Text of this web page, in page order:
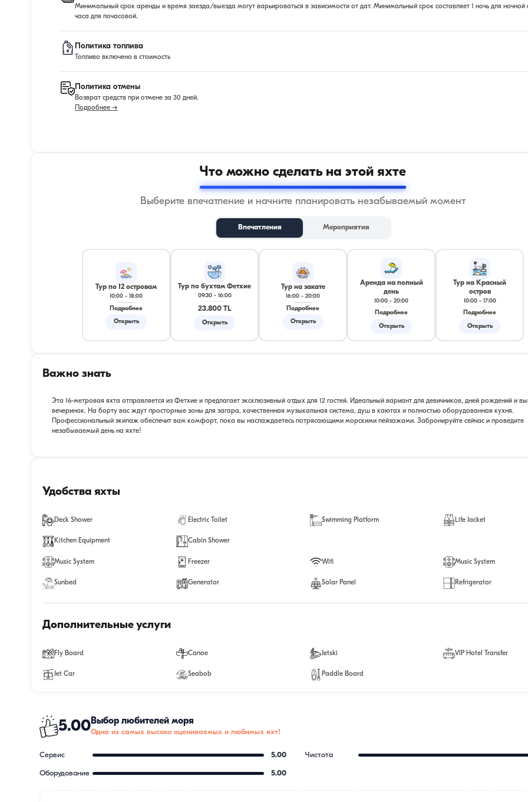
Минимальный срок аренды и время заезда/выезда могут варьироваться в зависимости от дат. Минимальный срок составляет 1 ночь для ночной
часа для почасовой.
Политика топлива
Топливо включено в стоимость
Политика отмены
Возврат средств при отмене за 30 дней.
Подробнее →
Что можно сделать на этой яхте
Выберите впечатление и начните планировать незабываемый момент
Впечатления Мероприятия
Тур по 12 островам
10:00 - 18:00
Подробнее
Открыть
Тур по бухтам Фетхие
09:30- 16:00
23.800 TL
Открыть
Тур на закате
16:00 - 20:00
Подробнее
Открыть
Аренда на полный
день
10:00 - 20:00
Подробнее
Открыть
Тур на Красный
остров
10:00- 17:00
Подробнее
Открыть
Важно знать
Эта 16-метровая яхта отправляется из Фетхие и предлагает эксклюзивный отдых для 12 гостей. Идеальный вариант для девичников, дней рождений и
вечеринок. На борту вас ждут просторные зоны для загара, качественная музыкальная система, душ в каютах и полностью оборудованная кухня.
Профессиональный экипаж обеспечит вам комфорт, пока вы наслаждаетесь потрясающими морскими пейзажами. Забронируйте сейчас и проведите
незабываемый день на яхте!
Удобства яхты
Deck Shower Electric Toilet Swimming Platform Life Jacket
Kitchen Equipment Cabin Shower
Music System Freezer Wifi Music System
Sunbed Generator Solar Panel Refrigerator
Дополнительные услуги
Fly Board Canoe Jetski VIP Hotel Transfer
Jet Car Seabob Paddle Board
5.00Выбор любителей моря
Одна из самых высоко оцениваемых и любимых яхт!
Сервис 5.00 Чистота
Оборудование 5.00